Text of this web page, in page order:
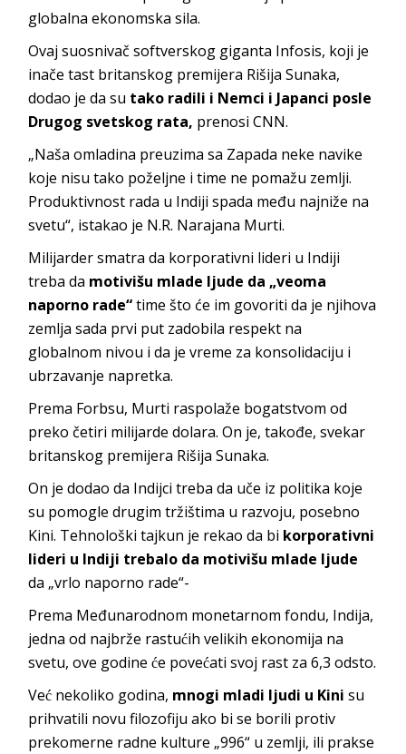
globalna ekonomska sila.
Ovaj suosnivač softverskog giganta Infosis, koji je
inače tast britanskog premijera Rišija Sunaka,
dodao je da su tako radili i Nemci i Japanci posle
Drugog svetskog rata, prenosi CNN.
„Naša omladina preuzima sa Zapada neke navike
koje nisu tako poželjne i time ne pomažu zemlji.
Produktivnost rada u Indiji spada među najniže na
svetu“, istakao je N.R. Narajana Murti.
Milijarder smatra da korporativni lideri u Indiji
treba da motivišu mlade ljude da „veoma
naporno rade“time što će im govoriti da je njihova
zemlja sada prvi put zadobila respekt na
globalnom nivou i da je vreme za konsolidaciju i
ubrzavanje napretka.
Prema Forbsu, Murti raspolaže bogatstvom od
preko četiri milijarde dolara. On je, takođe, svekar
britanskog premijera Rišija Sunaka.
On je dodao da Indijci treba da uče iz politika koje
su pomogle drugim tržištima u razvoju, posebno
Kini. Tehnološki tajkun je rekao da bi korporativni
lideri u Indiji trebalo da motivišu mlade ljude
da „vrlo naporno rade“-
Prema Međunarodnom monetarnom fondu, Indija,
jedna od najbrže rastućih velikih ekonomija na
svetu, ove godine će povećati svoj rast za 6,3 odsto.
Već nekoliko godina, mnogi mladi ljudi u Kini su
prihvatili novu filozofiju ako bi se borili protiv
prekomerne radne kulture „996“ u zemlji‚ ili prakse